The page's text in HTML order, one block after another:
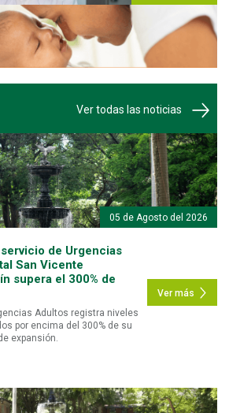
Nuestros
médicos
Hospitalización
Ver todas las noticias
05 de Agosto del 2026
de Urgencias
San Vicente
supera el 300% de
Adultos registra niveles
por encima del 300% de su
expansión.
Ver más